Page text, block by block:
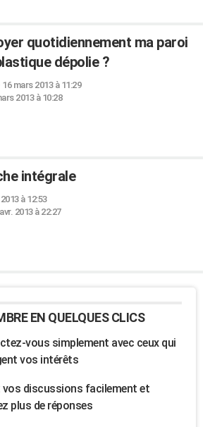
quotidiennement ma paroi
dépolie ?
16 mars 2013 à 11:29
2013 à 10:28
intégrale
à 12:53
2013 à 22:27
EN QUELQUES CLICS
vous simplement avec ceux qui
vos intérêts
vos discussions facilement et
plus de réponses